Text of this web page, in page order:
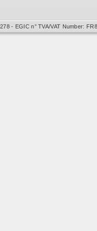
- EGIC n° TVA/VAT Number: